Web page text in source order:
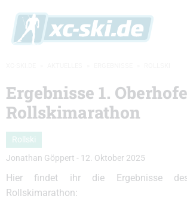
Ergebnisse 1.
Rollskimarathon
Rollski
Jonathan Göppert - 12. Oktober 2025
Hier findet ihr die Ergebnisse
Rollskimarathon: